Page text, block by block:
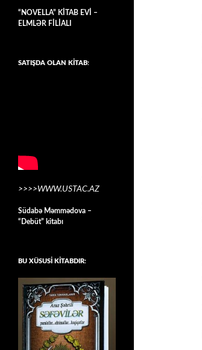
“NOVELLA” KİTAB EVİ –
ELMLƏR FİLİALI
SATIŞDA OLAN KİTAB:
>>>>WWW.USTAC.AZ
Südabə Məmmədova –
“Debüt” kitabı
BU XÜSUSİ KİTABDIR: